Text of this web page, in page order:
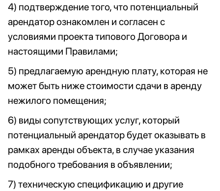
4) подтверждение того, что потенциальный
арендатор ознакомлен и согласен с
условиями проекта типового Договора и
настоящими Правилами;
5) предлагаемую арендную плату, которая не
может быть ниже стоимости сдачи в аренду
нежилого помещения;
6) виды сопутствующих услуг, который
потенциальный арендатор будет оказывать в
рамках аренды объекта, в случае указания
подобного требования в объявлении;
7) техническую спецификацию и другие